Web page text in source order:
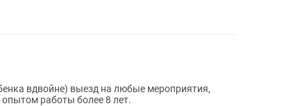
вдвойне) выезд на любые мероприятия,
работы более 8 лет.